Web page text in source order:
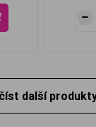
další